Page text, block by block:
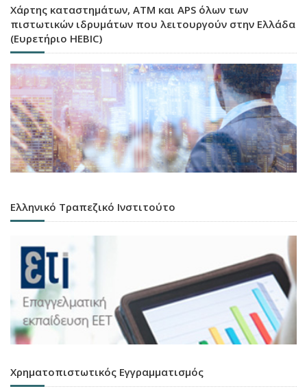
Χάρτης καταστημάτων, ATM και APS όλων των
πιστωτικών ιδρυμάτων που λειτουργούν στην Ελλάδα
(Ευρετήριο HEBIC)
Ελληνικό Τραπεζικό Ινστιτούτο
Χρηματοπιστωτικός Εγγραμματισμός